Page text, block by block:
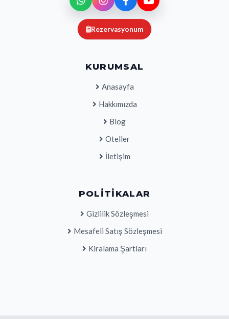
Rezervasyonum
KURUMSAL
Anasayfa
Hakkımızda
Blog
Oteller
İletişim
POLITIKALAR
Gizlilik Sözleşmesi
Mesafeli Satış Sözleşmesi
Kiralama Şartları